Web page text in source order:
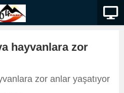
hayvanlara zor
zor anlar yaşatıyor